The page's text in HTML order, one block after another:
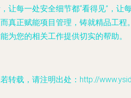
让每一处安全细节都“看得见”，让
真正赋能项目管理，铸就精品工程
为您的相关工作提供切实的帮助。
转载，请注明出处：http://